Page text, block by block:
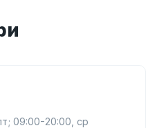
09:00-20:00, ср